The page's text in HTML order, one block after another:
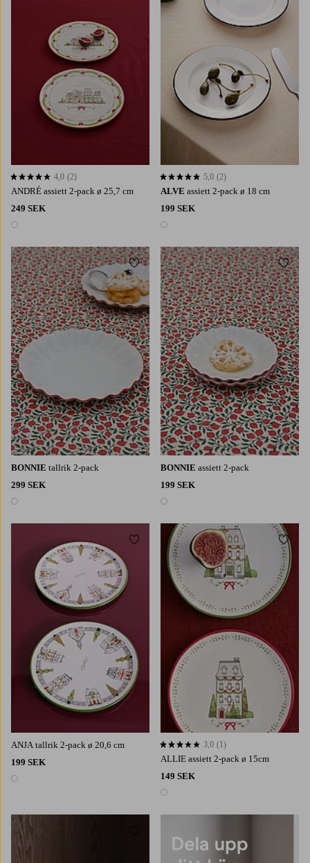
ANDRÉ assiett 2-pack ø 25,7 cm
249 SEK
1 färg
4,0 baserat på 2 st betyg
4,0 (2)
ALVE assiett 2-pack ø 18 cm
199 SEK
1 färg
5,0 baserat på 2 st betyg
5,0 (2)
BONNIE tallrik 2-pack
299 SEK
1 färg
Lägg till i favoriter
BONNIE assiett 2-pack
199 SEK
1 färg
Lägg
ANJA tallrik 2-pack ø 20,6 cm
199 SEK
1 färg
Lägg till i favoriter
ALLIE assiett 2-pack ø 15cm
149 SEK
1 färg
3,0 baserat på 1 st betyg
3,0 (1)
Lägg